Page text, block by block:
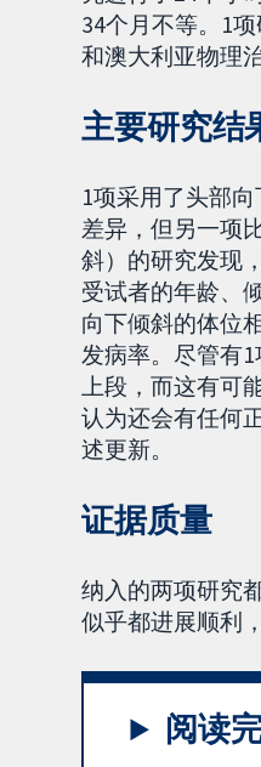
34个月不等。1
和澳大利亚物理
主要研究结
1项采用了头部
差异，但另一项
斜）的研究发现
受试者的年龄、
向下倾斜的体位
发病率。尽管有
上段，而这有可
认为还会有任何
述更新。
证据质量
纳入的两项研究
似乎都进展顺利
阅读